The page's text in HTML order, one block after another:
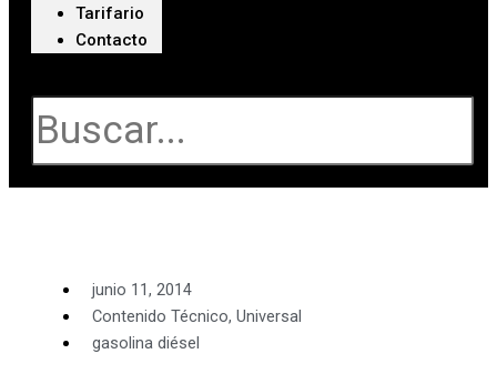
Tarifario
Contacto
junio 11, 2014
Contenido Técnico, Universal
gasolina diésel